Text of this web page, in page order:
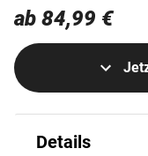
ab 84,99 €
Details